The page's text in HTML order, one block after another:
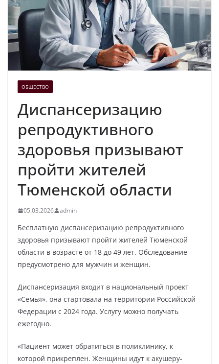
ОБЩЕСТВО
Диспансеризацию
репродуктивного
здоровья призывают
пройти жителей
Тюменской области
05.03.2026 admin
Бесплатную диспансеризацию репродуктивного
здоровья призывают пройти жителей Тюменской
области в возрасте от 18 до 49 лет. Обследование
предусмотрено для мужчин и женщин.
Диспансеризация входит в национальный проект
«Семья», она стартовала на территории Российской
Федерации с 2024 года. Услугу можно получать
ежегодно.
«Пациент может обратиться в поликлинику, к
которой прикреплен. Женщины идут к акушеру-